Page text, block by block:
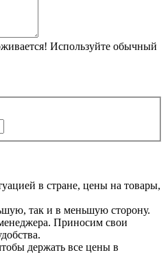
Используйте обычный
в стране, цены на товары,
так и в меньшую сторону.
Приносим свои
держать все цены в